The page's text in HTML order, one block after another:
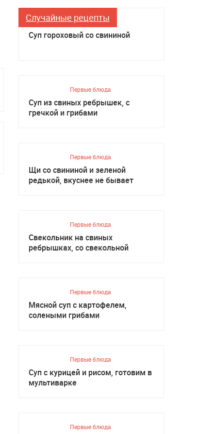
Случайные рецепты
Первые блюда
Суп гороховый со свининой
Первые блюда
Суп из свиных ребрышек, с
гречкой и грибами
Первые блюда
Щи со свининой и зеленой
редькой, вкуснее не бывает
Первые блюда
Свекольник на свиных
ребрышках, со свекольной
Первые блюда
Мясной суп с картофелем,
солеными грибами
Первые блюда
Суп с курицей и рисом, готовим в
мультиварке
Первые блюда